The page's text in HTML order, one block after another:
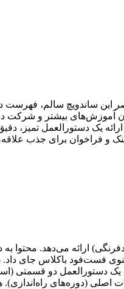
ساندویچ سالم، فهرست
آموزش‌های بیشتر و
یک دستورالعمل تمیز،
و فراخوان برای جذب
ارائه می‌دهد. محتوا
فست‌فود باکلاس جای داد.
دستورالعمل دو قسمتی
(دوره‌های راه‌اندازی).